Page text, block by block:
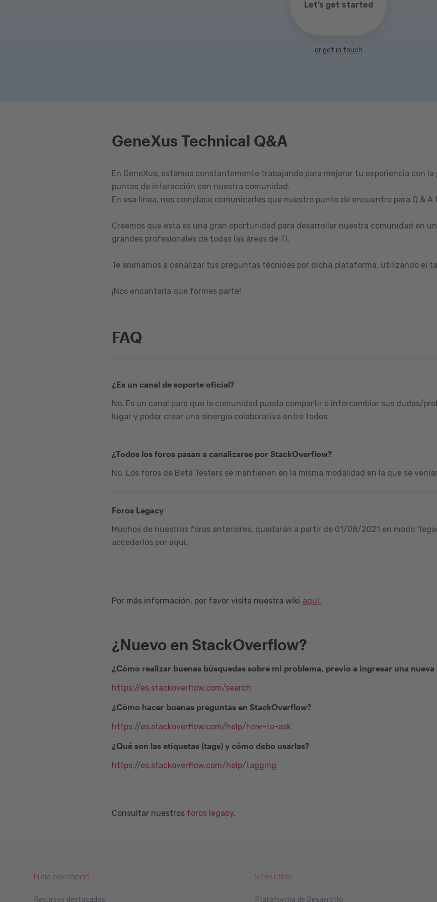
Let’s get started
or get in touch
GeneXus Technical Q&A
En GeneXus, estamos constantemente trabajando para mejorar tu experiencia con
puntos de interacción con nuestra comunidad.
En esa línea, nos complace comunicarles que nuestro punto de encuentro para Q &
Creemos que esta es una gran oportunidad para desarrollar nuestra comunidad en
grandes profesionales de todas las áreas de TI.
Te animamos a canalizar tus preguntas técnicas por dicha plataforma, utilizando el
¡Nos encantaría que formes parte!
FAQ
¿Es un canal de soporte oficial?
No. Es un canal para que la comunidad pueda compartir e intercambiar sus dudas/
lugar y poder crear una sinergia colaborativa entre todos.
¿Todos los foros pasan a canalizarse por StackOverflow?
No. Los foros de Beta Testers se mantienen en la misma modalidad en la que se
Foros Legacy
Muchos de nuestros foros anteriores, quedarán a partir de 01/08/2021 en modo
accederlos por aquí.
Por más información, por favor visita nuestra wiki aquí.
¿Nuevo en StackOverflow?
¿Cómo realizar buenas búsquedas sobre mi problema, previo a ingresar una
https://es.stackoverflow.com/search
¿Cómo hacer buenas preguntas en StackOverflow?
https://es.stackoverflow.com/help/how-to-ask
¿Qué son las etiquetas (tags) y cómo debo usarlas?
https://es.stackoverflow.com/help/tagging
Consultar nuestros foros legacy.
Inicio developers
Recursos destacados
Sitios útiles
Plataforma de Desarrollo